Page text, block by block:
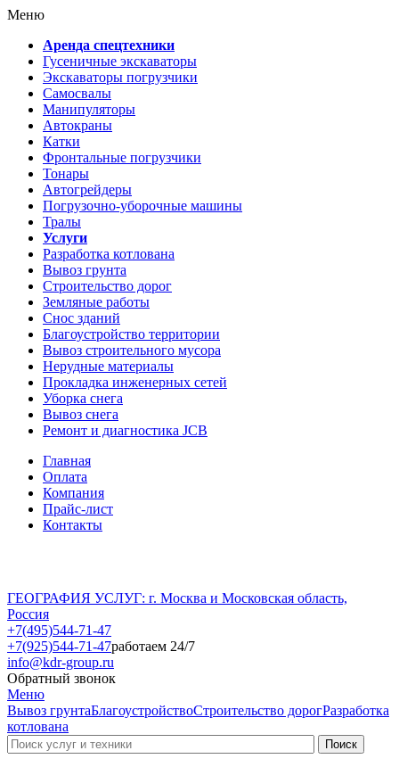
Меню
Аренда спецтехники
Гусеничные экскаваторы
Экскаваторы погрузчики
Самосвалы
Манипуляторы
Автокраны
Катки
Фронтальные погрузчики
Тонары
Автогрейдеры
Погрузочно-уборочные машины
Тралы
Услуги
Разработка котлована
Вывоз грунта
Строительство дорог
Земляные работы
Снос зданий
Благоустройство территории
Вывоз строительного мусора
Нерудные материалы
Прокладка инженерных сетей
Уборка снега
Вывоз снега
Ремонт и диагностика JCB
Главная
Оплата
Компания
Прайс-лист
Контакты
ГЕОГРАФИЯ УСЛУГ: г. Москва и Московская область,
Россия
+7(495)544-71-47
+7(925)544-71-47работаем 24/7
info@kdr-group.ru
Обратный звонок
Меню
Вывоз грунтаБлагоустройствоСтроительство дорогРазработка
котлована